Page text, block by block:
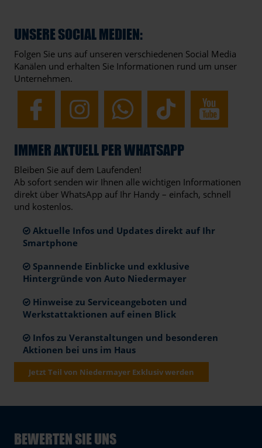
UNSERE SOCIAL MEDIEN:
Folgen Sie uns auf unseren verschiedenen Social Media
Kanälen und erhalten Sie Informationen rund um unser
Unternehmen.
IMMER AKTUELL PER WHATSAPP
Bleiben Sie auf dem Laufenden!
Ab sofort senden wir Ihnen alle wichtigen Informationen
direkt über WhatsApp auf Ihr Handy – einfach, schnell
und kostenlos.
Aktuelle Infos und Updates direkt auf Ihr
Smartphone
Spannende Einblicke und exklusive
Hintergründe von Auto Niedermayer
Hinweise zu Serviceangeboten und
Werkstattaktionen auf einen Blick
Infos zu Veranstaltungen und besonderen
Aktionen bei uns im Haus
Jetzt Teil von Niedermayer Exklusiv werden
BEWERTEN SIE UNS